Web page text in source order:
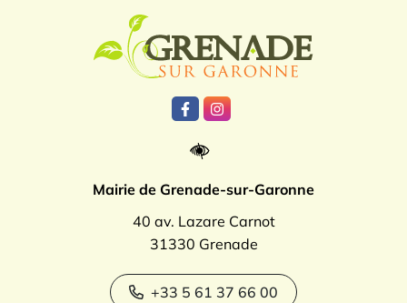
Lien vers le compte Facebook
Lien vers le compte
Mairie de Grenade-sur-Garonne
40 av. Lazare Carnot
31330 Grenade
+33 5 61 37 66 00